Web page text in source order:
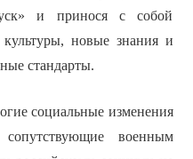
и принося с собой
новые знания и
стандарты.
социальные изменения
военным